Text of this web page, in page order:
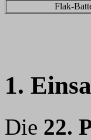
Flak-
1.
Die 22.